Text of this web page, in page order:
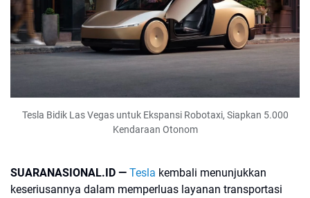
Tesla Bidik Las Vegas untuk Ekspansi Robotaxi, Siapkan 5.000
Kendaraan Otonom
SUARANASIONAL.ID — Tesla kembali menunjukkan
keseriusannya dalam memperluas layanan transportasi